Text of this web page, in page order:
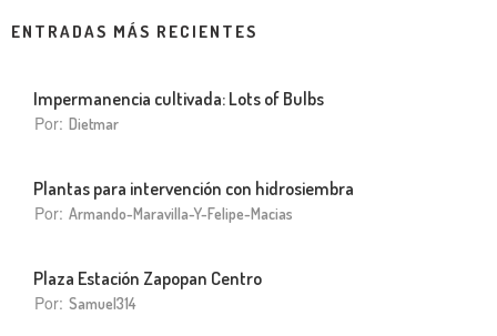
ENTRADAS MÁS RECIENTES
Impermanencia cultivada: Lots of Bulbs
Por: Dietmar
Plantas para intervención con hidrosiembra
Por: Armando-Maravilla-Y-Felipe-Macias
Plaza Estación Zapopan Centro
Por: Samuel314